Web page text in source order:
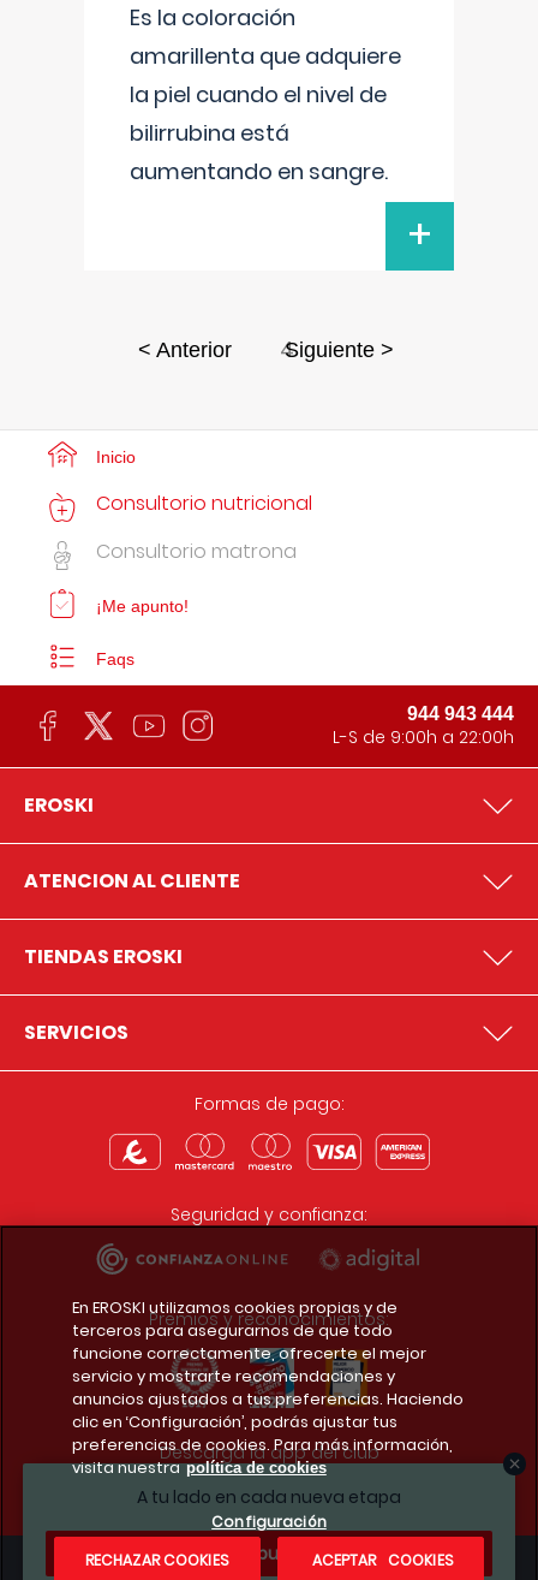
Es la coloración
amarillenta que adquiere
la piel cuando el nivel de
bilirrubina está
aumentando en sangre.
+
< Anterior 4
Siguiente >
A tu lado en cada nueva etapa
¿Te apuntas?
Inicio
Consultorio nutricional
Consultorio matrona
¡Me apunto!
Faqs
944 943 444
L-S de 9:00h a 22:00h
EROSKI
ATENCION AL CLIENTE
TIENDAS EROSKI
SERVICIOS
Formas de pago:
Seguridad y confianza:
Premios y reconocimientos:
Descarga la app del club
En EROSKI utilizamos cookies propias y de
terceros para asegurarnos de que todo
funcione correctamente, ofrecerte el mejor
servicio y mostrarte recomendaciones y
anuncios ajustados a tus preferencias. Haciendo
clic en ‘Configuración’, podrás ajustar tus
preferencias de cookies. Para más información,
visita nuestra política de cookies
Configuración
RECHAZAR COOKIES
ACEPTAR COOKIES